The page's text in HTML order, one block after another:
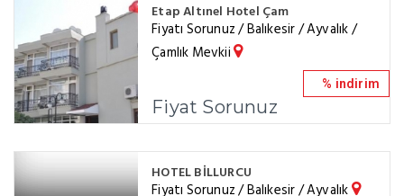
Etap Altınel Hotel Çam
Fiyatı Sorunuz / Balıkesir / Ayvalık /
Çamlık Mevkii
Fiyat Sorunuz
% indirim
HOTEL BİLLURCU
Fiyatı Sorunuz / Balıkesir / Ayvalık